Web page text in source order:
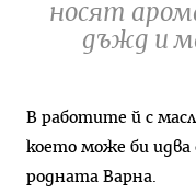
носят
дъжд и
В работите й с
което може би
родната Варна.